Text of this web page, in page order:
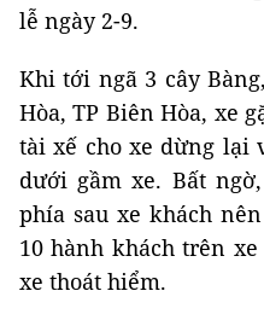
lễ ngày 2-9.
Khi tới ngã 3 cây
Hòa, TP Biên Hòa, xe
tài xế cho xe dừng lại
dưới gầm xe. Bất
phía sau xe khách
10 hành khách trên
xe thoát hiểm.